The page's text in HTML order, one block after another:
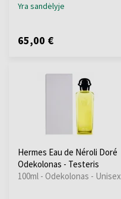
Yra sandėlyje
65,00 €
Hermes Eau de Néroli Doré
Odekolonas - Testeris
100ml - Odekolonas - Unisex